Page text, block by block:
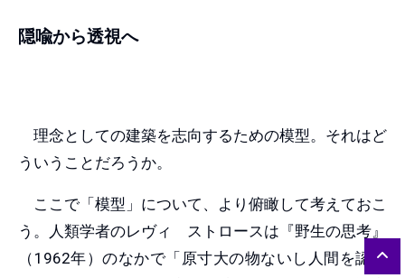
隠喩から透視へ
理念としての建築を志向するための模型。それはど
ういうことだろうか。
ここで「模型」について、より俯瞰して考えておこ
う。人類学者のレヴィ゠ストロースは『野生の思考』
（1962年）のなかで「原寸大の物ないし人間を認識